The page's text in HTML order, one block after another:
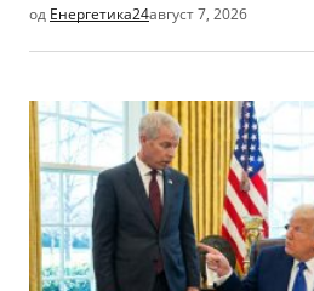
од Енергетика24август 7, 2026